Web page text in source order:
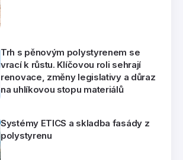
Trh s pěnovým polystyrenem se
vrací k růstu. Klíčovou roli sehrají
renovace, změny legislativy a důraz
na uhlíkovou stopu materiálů
Systémy ETICS a skladba fasády z
polystyrenu